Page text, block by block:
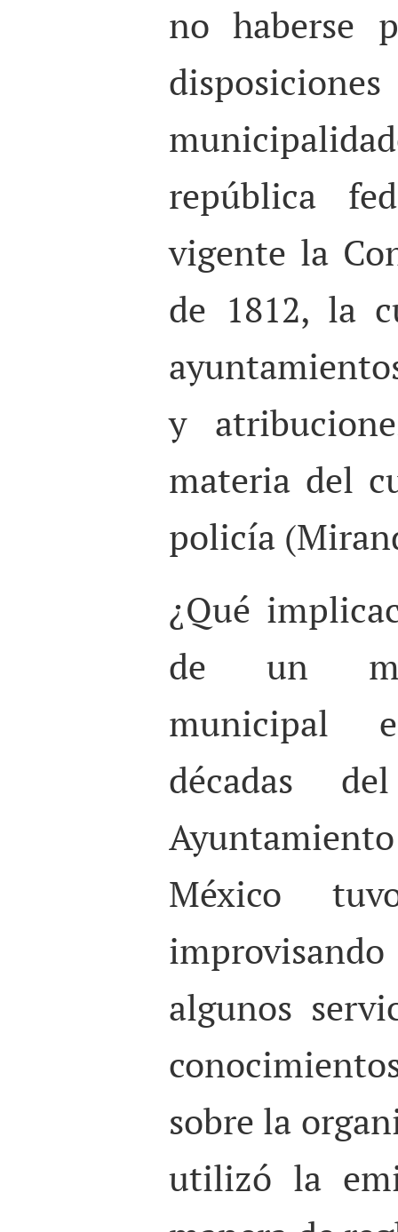
no haberse
república
vigente la
de 1812, la
y
materia del
policía
¿Qué
de un
municipal
décadas
México
algunos
sobre la
utilizó la